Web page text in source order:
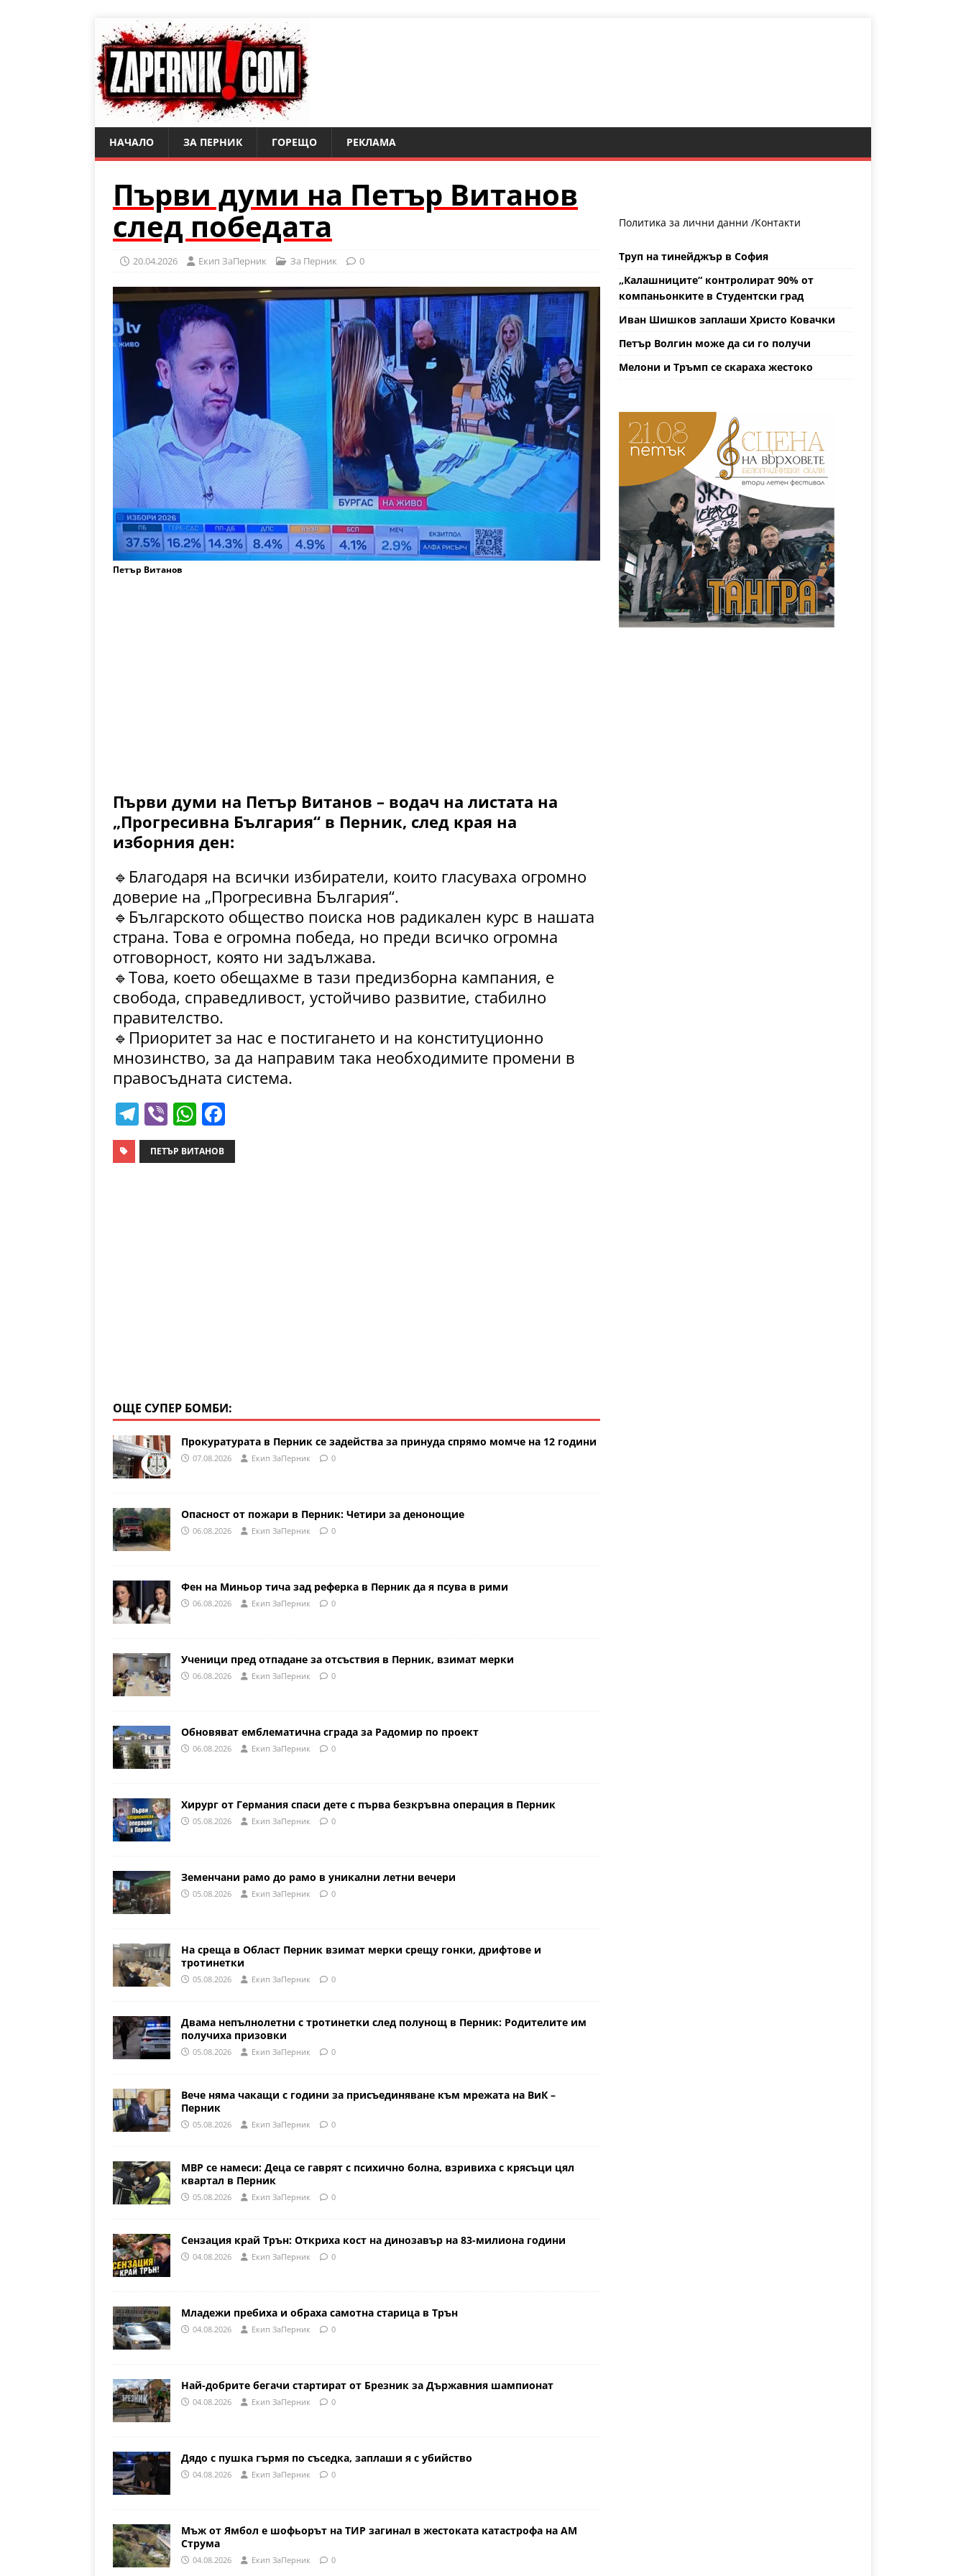
НАЧАЛО ЗА ПЕРНИК ГОРЕЩО РЕКЛАМА
Първи думи на Петър Витанов
след победата
20.04.2026 Eкип ЗаПерник За Перник 0
Петър Витанов
Първи думи на Петър Витанов – водач на листата на
„Прогресивна България“ в Перник, след края на
изборния ден:
🔹Благодаря на всички избиратели, които гласуваха огромно
доверие на „Прогресивна България“.
🔹Българското общество поиска нов радикален курс в нашата
страна. Това е огромна победа, но преди всичко огромна
отговорност, която ни задължава.
🔹Това, което обещахме в тази предизборна кампания, е
свобода, справедливост, устойчиво развитие, стабилно
правителство.
🔹Приоритет за нас е постигането и на конституционно
мнозинство, за да направим така необходимите промени в
правосъдната система.
T
el
e
Vi
b
er
W
h
at
a
c
ПЕТЪР ВИТАНОВ
ОЩЕ СУПЕР БОМБИ:
Прокуратурата в Перник се задейства за принуда спрямо момче на 12 години
07.08.2026 Eкип ЗаПерник 0
Опасност от пожари в Перник: Четири за денонощие
06.08.2026 Eкип ЗаПерник 0
Фен на Миньор тича зад реферка в Перник да я псува в рими
06.08.2026 Eкип ЗаПерник 0
Ученици пред отпадане за отсъствия в Перник, взимат мерки
06.08.2026 Eкип ЗаПерник 0
Обновяват емблематична сграда за Радомир по проект
06.08.2026 Eкип ЗаПерник 0
Хирург от Германия спаси дете с първа безкръвна операция в Перник
05.08.2026 Eкип ЗаПерник 0
Земенчани рамо до рамо в уникални летни вечери
05.08.2026 Eкип ЗаПерник 0
На среща в Област Перник взимат мерки срещу гонки, дрифтове и
тротинетки
05.08.2026 Eкип ЗаПерник 0
Двама непълнолетни с тротинетки след полунощ в Перник: Родителите им
получиха призовки
05.08.2026 Eкип ЗаПерник 0
Вече няма чакащи с години за присъединяване към мрежата на ВиК –
Перник
05.08.2026 Eкип ЗаПерник 0
МВР се намеси: Деца се гаврят с психично болна, взривиха с крясъци цял
квартал в Перник
05.08.2026 Eкип ЗаПерник 0
Сензация край Трън: Откриха кост на динозавър на 83-милиона години
04.08.2026 Eкип ЗаПерник 0
Младежи пребиха и обраха самотна старица в Трън
04.08.2026 Eкип ЗаПерник 0
Най-добрите бегачи стартират от Брезник за Държавния шампионат
04.08.2026 Eкип ЗаПерник 0
Дядо с пушка гърмя по съседка, заплаши я с убийство
04.08.2026 Eкип ЗаПерник 0
Мъж от Ямбол е шофьорът на ТИР загинал в жестоката катастрофа на АМ
Струма
04.08.2026 Eкип ЗаПерник 0
Политика за лични данни /Контакти
Труп на тинейджър в София
„Калашниците“ контролират 90% от
компаньонките в Студентски град
Иван Шишков заплаши Христо Ковачки
Петър Волгин може да си го получи
Мелони и Тръмп се скараха жестоко